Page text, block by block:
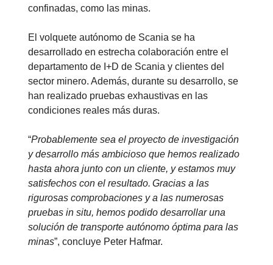
confinadas, como las minas.
El volquete autónomo de Scania se ha
desarrollado en estrecha colaboración entre el
departamento de I+D de Scania y clientes del
sector minero. Además, durante su desarrollo, se
han realizado pruebas exhaustivas en las
condiciones reales más duras.
“Probablemente sea el proyecto de investigación
y desarrollo más ambicioso que hemos realizado
hasta ahora junto con un cliente, y estamos muy
satisfechos con el resultado. Gracias a las
rigurosas comprobaciones y a las numerosas
pruebas in situ, hemos podido desarrollar una
solución de transporte autónomo óptima para las
minas”, concluye Peter Hafmar.